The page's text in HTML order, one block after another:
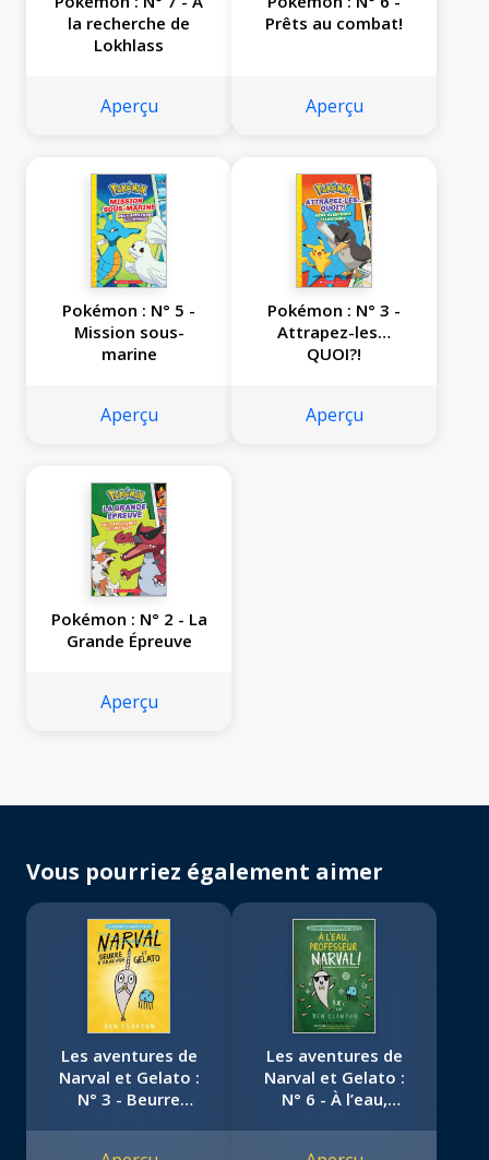
la recherche de
Lokhlass
Aperçu
Prêts au combat!
Aperçu
Pokémon : N° 5 -
Mission sous-
marine
Aperçu
Pokémon : N° 3 -
Attrapez-les…
QUOI?!
Aperçu
Pokémon : N° 2 - La
Grande Épreuve
Aperçu
Vous pourriez également aimer
Les aventures de
Narval et Gelato :
N° 3 - Beurre
Les aventures de
Narval et Gelato :
N° 6 - À l’eau,